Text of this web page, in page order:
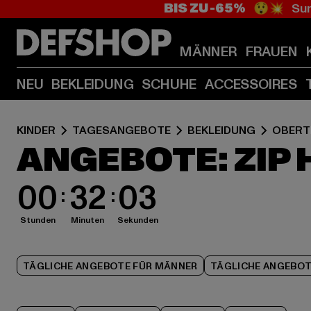
BIS ZU -65% 😲💥
MÄNNER FRAUEN
NEU BEKLEIDUNG SCHUHE ACCESSOIRES
KINDER TAGESANGEBOTE BEKLEIDUNG
ANGEBOTE: ZIP
00
Stunden 32
Minuten 02
Sekunden
TÄGLICHE ANGEBOTE FÜR MÄNNER TÄGLICHE